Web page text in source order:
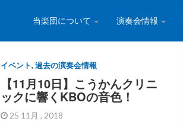
当楽団について 演奏会情報
イベント, 過去の演奏会情報
【11月10日】こうかんクリニ
ックに響くKBOの音色！
25 11月 , 2018